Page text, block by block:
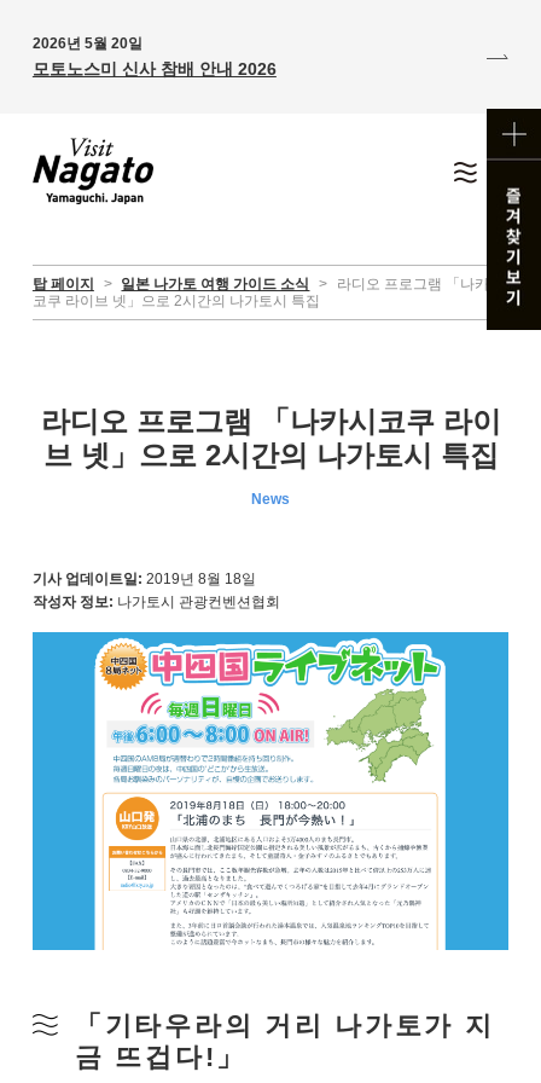
2026년 5월 20일
모토노스미 신사 참배 안내 2026
탑 페이지 > 일본 나가토 여행 가이드 소식 >
라디오 프로그램 「나카시
코쿠 라이브 넷」으로 2시간의 나가토시 특집
라디오 프로그램 「나카시코쿠 라이
브 넷」으로 2시간의 나가토시 특집
News
기사 업데이트일: 2019년 8월 18일
작성자 정보: 나가토시 관광컨벤션협회
「기타우라의 거리 나가토가 지
금 뜨겁다!」